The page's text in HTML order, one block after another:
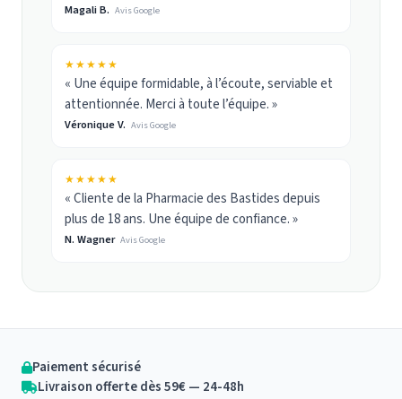
Magali B. Avis Google
★★★★★
« Une équipe formidable, à l’écoute, serviable et
attentionnée. Merci à toute l’équipe. »
Véronique V. Avis Google
★★★★★
« Cliente de la Pharmacie des Bastides depuis
plus de 18 ans. Une équipe de confiance. »
N. Wagner Avis Google
Paiement sécurisé
Livraison offerte dès 59€ — 24-48h